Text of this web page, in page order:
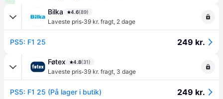
Bilka 4.6(89)
Laveste pris·39 kr. fragt, 2 dage
PS5: F1 25 249 kr.
Føtex 4.8(31)
Laveste pris·39 kr. fragt, 3 dage
PS5: F1 25 (På lager i butik) 249 kr.